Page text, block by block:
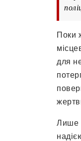
Поки
для
Лише